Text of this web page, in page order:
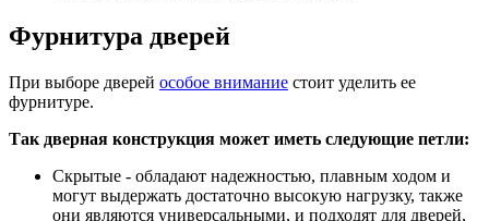
Фурнитура дверей
При выборе дверей особое внимание стоит уделить ее
фурнитуре.
Так дверная конструкция может иметь следующие петли:
Скрытые - обладают надежностью, плавным ходом и
могут выдержать достаточно высокую нагрузку, также
они являются универсальными, и подходят для дверей,